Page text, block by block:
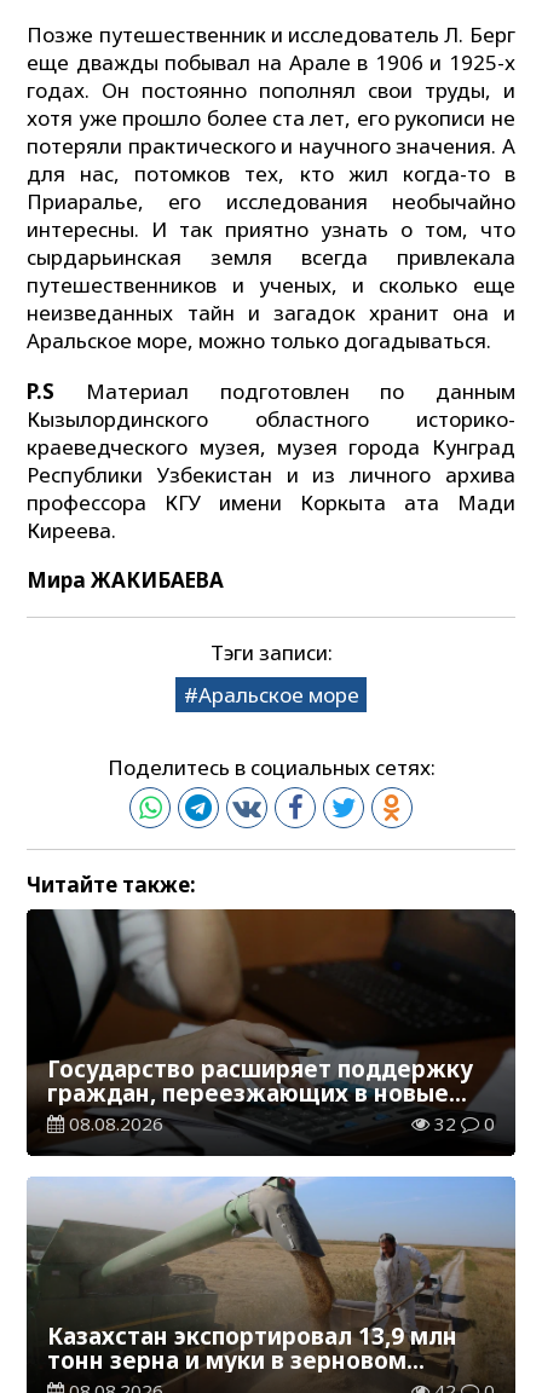
Позже путешественник и исследователь Л. Берг
еще дважды побывал на Арале в 1906 и 1925-х
годах. Он постоянно пополнял свои труды, и
хотя уже прошло более ста лет, его рукописи не
потеряли практического и научного значения. А
для нас, потомков тех, кто жил когда-то в
Приаралье, его исследования необычайно
интересны. И так приятно узнать о том, что
сырдарьинская земля всегда привлекала
путешественников и ученых, и сколько еще
неизведанных тайн и загадок хранит она и
Аральское море, можно только догадываться.
P.S Материал подготовлен по данным
Кызылординского областного историко-
краеведческого музея, музея города Кунград
Республики Узбекистан и из личного архива
профессора КГУ имени Коркыта ата Мади
Киреева.
Мира ЖАКИБАЕВА
Тэги записи:
Аральское море
Поделитесь в социальных сетях:
Читайте также:
Государство расширяет поддержку
граждан, переезжающих в новые
регионы для работы
08.08.2026 32 0
Казахстан экспортировал 13,9 млн
тонн зерна и муки в зерновом
эквиваленте